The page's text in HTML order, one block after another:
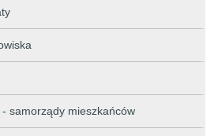
samorządy mieszkańców